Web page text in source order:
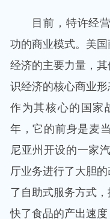
目前，特许经
功的商业模式。美
经济的主要力量，
识经济的核心商业
作为其核心的国家
年，它的前身是麦
尼亚州开设的一家
厅业务进行了大胆
了自助式服务方式
快了食品的产出速